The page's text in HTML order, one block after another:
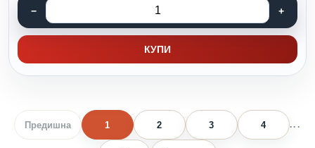
КУПИ
Предишна 1 2 3 4 ...